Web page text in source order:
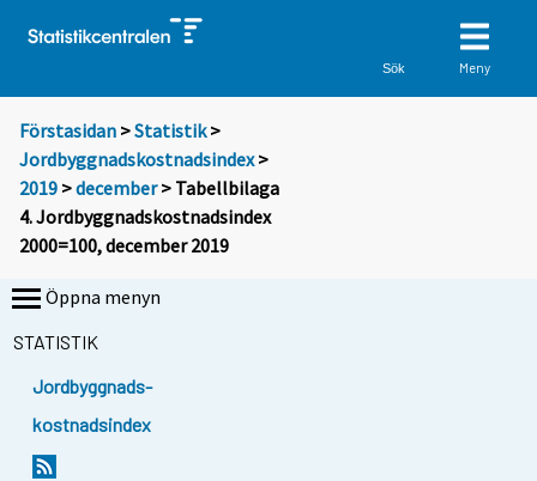
Sök Meny
Förstasidan >Statistik >
Jordbyggnadskostnadsindex>
2019 >december> Tabellbilaga
4. Jordbyggnadskostnadsindex
2000=100, december 2019
Öppna menyn
STATISTIK
Jordbyggnads-
kostnadsindex